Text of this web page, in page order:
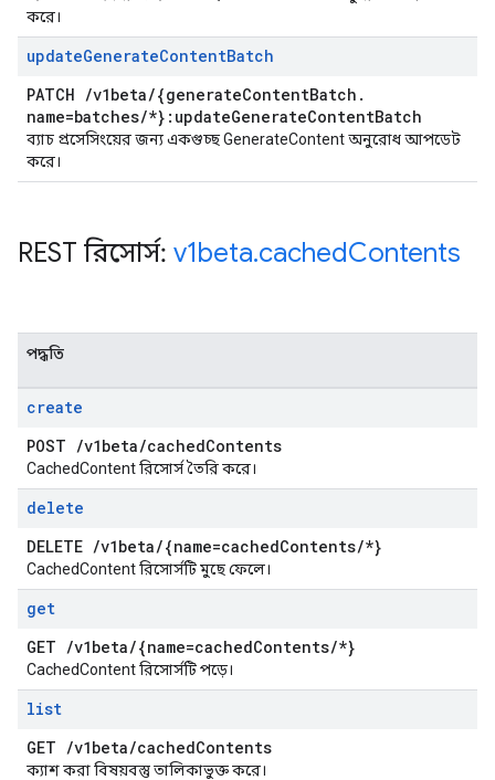
করে।
updateGenerateContentBatch
PATCH /v1beta/{generateContentBatch .
name=batches/*}:updateGenerateContentBatch
ব্যাচ প্রসেসিংয়ের জন্য একগুচ্ছ GenerateContent অনুরোধ আপডেট
করে।
REST রিসোর্স: v1beta.cachedContents
পদ্ধতি
create
POST /v1beta/cachedContents
CachedContent রিসোর্স তৈরি করে।
delete
DELETE /v1beta/{name=cachedContents/*}
CachedContent রিসোর্সটি মুছে ফেলে।
get
GET /v1beta/{name=cachedContents/*}
CachedContent রিসোর্সটি পড়ে।
list
GET /v1beta/cachedContents
ক্যাশ করা বিষয়বস্তু তালিকাভুক্ত করে।